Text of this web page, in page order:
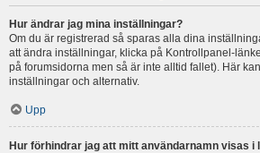
Hur ändrar jag mina inställningar?
Om du är registrerad så sparas alla dina
att ändra inställningar, klicka på Kontrollpanel-
på forumsidorna men så är inte alltid fallet). Här
inställningar och alternativ.
Upp
Hur förhindrar jag att mitt användarnamn visas